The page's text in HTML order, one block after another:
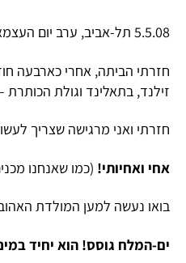
5.5.08 תל-אביב, ערב יום העצמאות ה-60
חזרתי הביתה, אחרי כארבעה
זילנד, בתאלינד וגולת הכותרת
חזרתי ואני מרגישה שצריך
אחי ואחיותי! (כמו שאנחנו
בואו נעשה למען המולדת
ים-המלח גוסס! הוא יחיד